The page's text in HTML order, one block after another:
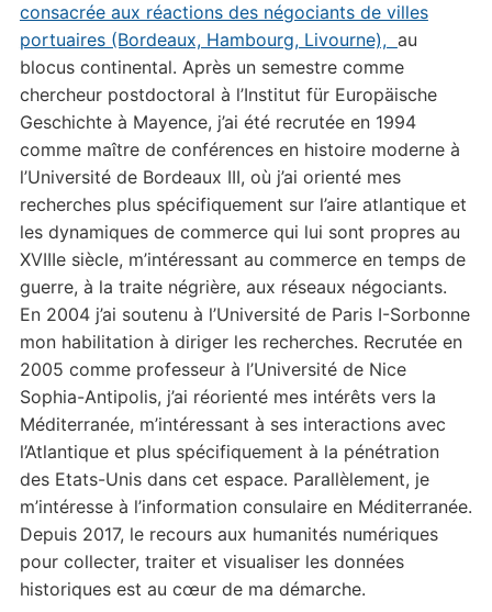
consacrée aux réactions des négociants de villes
portuaires (Bordeaux, Hambourg, Livourne), au
blocus continental. Après un semestre comme
chercheur postdoctoral à l’Institut für Europäische
Geschichte à Mayence, j’ai été recrutée en 1994
comme maître de conférences en histoire moderne à
l’Université de Bordeaux III, où j’ai orienté mes
recherches plus spécifiquement sur l’aire atlantique et
les dynamiques de commerce qui lui sont propres au
XVIIIe siècle, m’intéressant au commerce en temps de
guerre, à la traite négrière, aux réseaux négociants.
En 2004 j’ai soutenu à l’Université de Paris I-Sorbonne
mon habilitation à diriger les recherches. Recrutée en
2005 comme professeur à l’Université de Nice
Sophia-Antipolis, j’ai réorienté mes intérêts vers la
Méditerranée, m’intéressant à ses interactions avec
l’Atlantique et plus spécifiquement à la pénétration
des Etats-Unis dans cet espace. Parallèlement, je
m’intéresse à l’information consulaire en Méditerranée.
Depuis 2017, le recours aux humanités numériques
pour collecter, traiter et visualiser les données
historiques est au cœur de ma démarche.